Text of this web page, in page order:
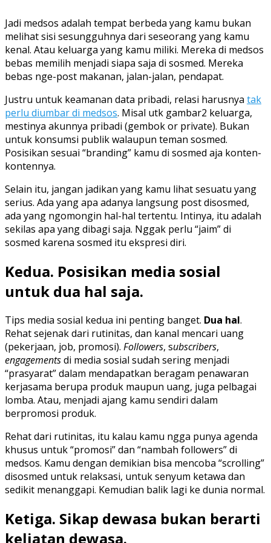
Jadi medsos adalah tempat berbeda yang kamu bukan
melihat sisi sesungguhnya dari seseorang yang kamu
kenal. Atau keluarga yang kamu miliki. Mereka di medsos
bebas memilih menjadi siapa saja di sosmed. Mereka
bebas nge-post makanan, jalan-jalan, pendapat.
Justru untuk keamanan data pribadi, relasi harusnya tak
perlu diumbar di medsos. Misal utk gambar2 keluarga,
mestinya akunnya pribadi (gembok or private). Bukan
untuk konsumsi publik walaupun teman sosmed.
Posisikan sesuai “branding” kamu di sosmed aja konten-
kontennya.
Selain itu, jangan jadikan yang kamu lihat sesuatu yang
serius. Ada yang apa adanya langsung post disosmed,
ada yang ngomongin hal-hal tertentu. Intinya, itu adalah
sekilas apa yang dibagi saja. Nggak perlu “jaim” di
sosmed karena sosmed itu ekspresi diri.
Kedua. Posisikan media sosial
untuk dua hal saja.
Tips media sosial kedua ini penting banget. Dua hal.
Rehat sejenak dari rutinitas, dan kanal mencari uang
(pekerjaan, job, promosi). Followers, subscribers,
engagementsdi media sosial sudah sering menjadi
“prasyarat” dalam mendapatkan beragam penawaran
kerjasama berupa produk maupun uang, juga pelbagai
lomba. Atau, menjadi ajang kamu sendiri dalam
berpromosi produk.
Rehat dari rutinitas, itu kalau kamu ngga punya agenda
khusus untuk “promosi” dan “nambah followers” di
medsos. Kamu dengan demikian bisa mencoba “scrolling”
disosmed untuk relaksasi, untuk senyum ketawa dan
sedikit menanggapi. Kemudian balik lagi ke dunia normal.
Ketiga. Sikap dewasa bukan berarti
keliatan dewasa.